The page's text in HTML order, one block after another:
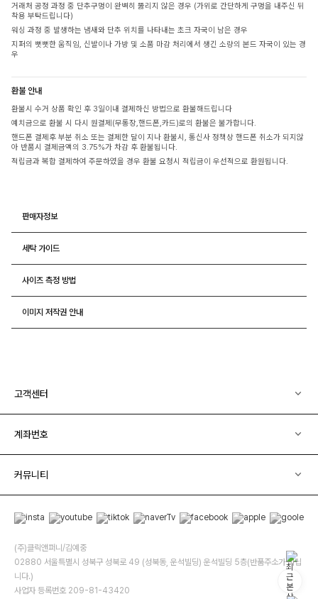
거래처 공정 과정 중 단추구멍이 완벽히 뚫리지 않은 경우 (가위로 간단하게 구멍을 내주신 뒤
착용 부탁드립니다)
워싱 과정 중 발생하는 냄새와 단추 위치를 나타내는 초크 자국이 남은 경우
지퍼의 뻣뻣한 움직임, 신발이나 가방 및 소품 마감 처리에서 생긴 소량의 본드 자국이 있는 경
우
환불 안내
환불시 수거 상품 확인 후 3일이내 결제하신 방법으로 환불해드립니다
예치금으로 환불 시 다시 원결제(무통장,핸드폰,카드)로의 환불은 불가합니다.
핸드폰 결제후 부분 취소 또는 결제한 달이 지나 환불시, 통신사 정책상 핸드폰 취소가 되지않
아 반품시 결제금액의 3.75%가 차감 후 환불됩니다.
적립금과 복합 결제하여 주문하였을 경우 환불 요청시 적립금이 우선적으로 환원됩니다.
판매자정보
세탁 가이드
사이즈 측정 방법
이미지 저작권 안내
고객센터
계좌번호
커뮤니티
(주)클릭앤퍼니/김예중
02880 서울특별시 성북구 성북로 49 (성북동, 운석빌딩) 운석빌딩 5층(반품주소가 아닙
니다.)
사업자 등록번호 209-81-43420